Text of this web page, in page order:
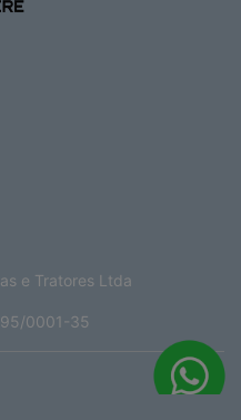
e Tratores Ltda
0001-35